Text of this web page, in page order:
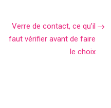
Verre de contact, ce qu’il
faut vérifier avant de faire
le choix